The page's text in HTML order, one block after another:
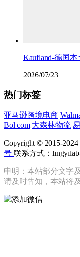
Kaufland-德国本
2026/07/23
热门标签
亚马逊跨境电商
Bol.com 大森林物流
Copyright © 2015-2024
号 联系方式：
申明：本站部分文字
请及时告知，本站将